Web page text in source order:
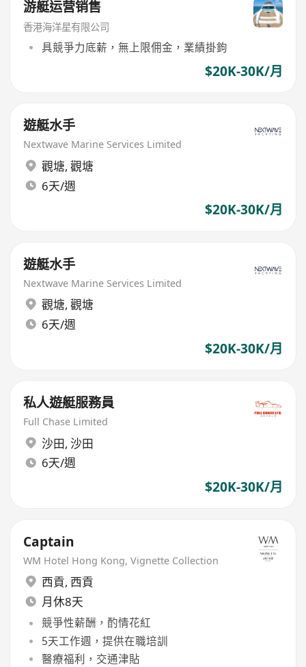
游艇运营销售
香港海洋星有限公司
具競爭力底薪，無上限佣金，業績掛鉤
$20K-30K/月
遊艇水手
Nextwave Marine Services Limited
觀塘, 觀塘
6天/週
$20K-30K/月
遊艇水手
Nextwave Marine Services Limited
觀塘, 觀塘
6天/週
$20K-30K/月
私人遊艇服務員
Full Chase Limited
沙田, 沙田
6天/週
$20K-30K/月
Captain
WM Hotel Hong Kong, Vignette Collection
西貢, 西貢
月休8天
競爭性薪酬，酌情花紅
5天工作週，提供在職培訓
醫療福利，交通津貼